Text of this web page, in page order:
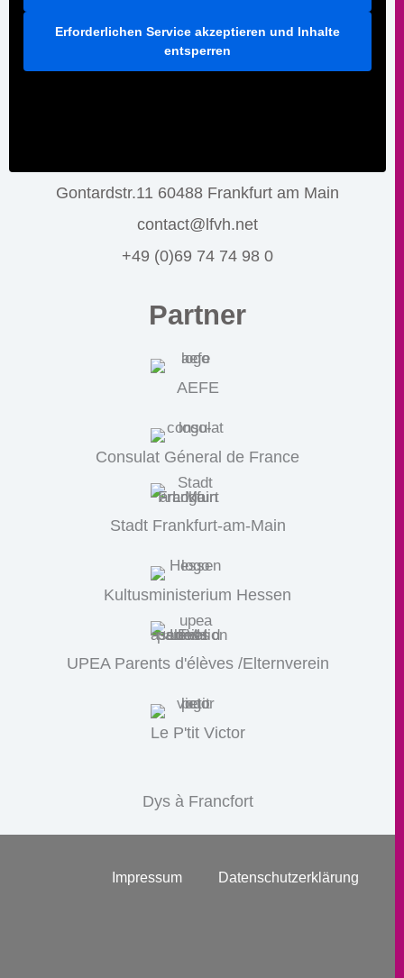
Erforderlichen Service akzeptieren und Inhalte
entsperren
Gontardstr.11 60488 Frankfurt am Main
contact@lfvh.net
+49 (0)69 74 74 98 0
Partner
AEFE
Consulat Géneral de France
Stadt Frankfurt-am-Main
Kultusministerium Hessen
UPEA Parents d'élèves /Elternverein
Le P'tit Victor
Dys à Francfort
Impressum Datenschutzerklärung